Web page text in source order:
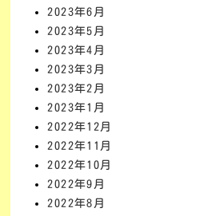
2023年6月
2023年5月
2023年4月
2023年3月
2023年2月
2023年1月
2022年12月
2022年11月
2022年10月
2022年9月
2022年8月